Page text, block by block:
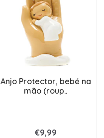
Anjo Protector, bebé na
mão (roup..
€9,99